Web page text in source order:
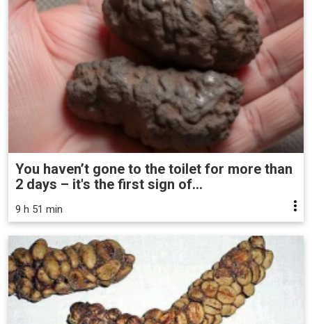
You haven’t gone to the toilet for more than
2 days – it's the first sign of...
9 h 51 min